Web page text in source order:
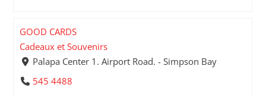
GOOD CARDS
Cadeaux et Souvenirs
Palapa Center 1. Airport Road. - Simpson Bay
545 4488